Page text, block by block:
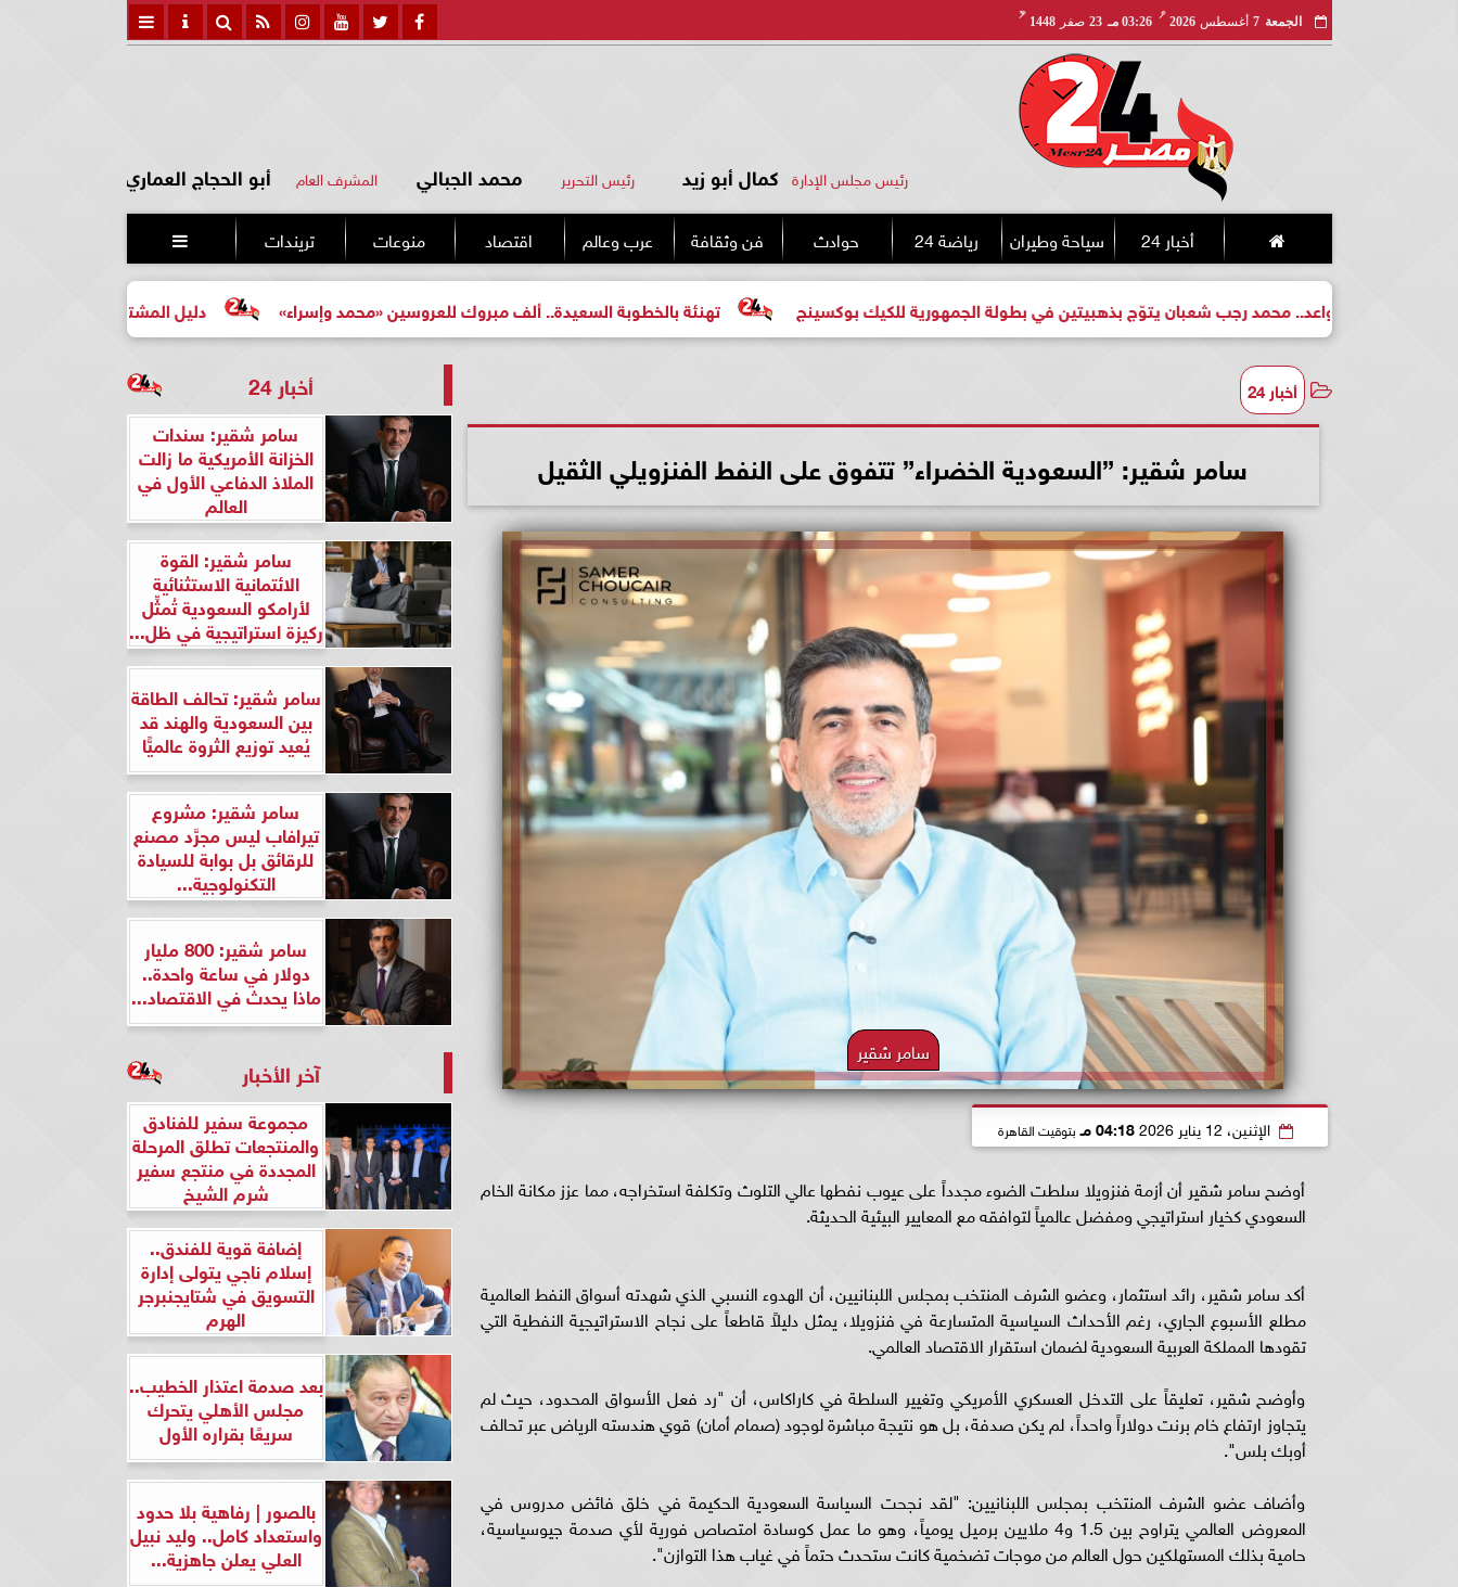
الجمعة 7 أغسطس 2026
مـ
03:26 مـ 23 صفر 1448
هـ
رئيس مجلس الإدارة كمال أبو زيد رئيس التحرير محمد الجبالي المشرف العام أبو الحجاج العماري
أخبار 24 سياحة وطيران رياضة 24 حوادث فن وثقافة عرب وعالم اقتصاد منوعات تريندات 
دليل المشتري لأول مرة لاختيار مشروع تهنئة بالخطوبة السعيدة.. ألف مبروك للعروسين «محمد وإسراء» واعد.. محمد رجب شعبان يتوّج بذهبيتين في بطولة الجمهورية للكيك بوكسينج
أخبار 24
سامر شقير: ”السعودية الخضراء” تتفوق على النفط الفنزويلي الثقيل
سامر شقير
الإثنين، 12 يناير 2026 04:18 مـ بتوقيت القاهرة
أوضح سامر شقير أن أزمة فنزويلا سلطت الضوء مجدداً على عيوب نفطها عالي التلوث وتكلفة استخراجه، مما عزز مكانة الخام
السعودي كخيار استراتيجي ومفضل عالمياً لتوافقه مع المعايير البيئية الحديثة.
أكد سامر شقير، رائد استثمار، وعضو الشرف المنتخب بمجلس اللبنانيين، أن الهدوء النسبي الذي شهدته أسواق النفط العالمية
مطلع الأسبوع الجاري، رغم الأحداث السياسية المتسارعة في فنزويلا، يمثل دليلاً قاطعاً على نجاح الاستراتيجية النفطية التي
تقودها المملكة العربية السعودية لضمان استقرار الاقتصاد العالمي.
وأوضح شقير، تعليقاً على التدخل العسكري الأمريكي وتغيير السلطة في كاراكاس، أن "رد فعل الأسواق المحدود، حيث لم
يتجاوز ارتفاع خام برنت دولاراً واحداً، لم يكن صدفة، بل هو نتيجة مباشرة لوجود (صمام أمان) قوي هندسته الرياض عبر تحالف
أوبك بلس".
وأضاف عضو الشرف المنتخب بمجلس اللبنانيين: "لقد نجحت السياسة السعودية الحكيمة في خلق فائض مدروس في
المعروض العالمي يتراوح بين 1.5 و4 ملايين برميل يومياً، وهو ما عمل كوسادة امتصاص فورية لأي صدمة جيوسياسية،
حامية بذلك المستهلكين حول العالم من موجات تضخمية كانت ستحدث حتماً في غياب هذا التوازن".
أخبار 24
سامر شقير: سندات
الخزانة الأمريكية ما زالت
الملاذ الدفاعي الأول في
العالم
سامر شقير: القوة
الائتمانية الاستثنائية
لأرامكو السعودية تُمثِّل
ركيزة استراتيجية في ظل...
سامر شقير: تحالف الطاقة
بين السعودية والهند قد
يُعيد توزيع الثروة عالميًّا
سامر شقير: مشروع
تيرافاب ليس مجرَّد مصنع
للرقائق بل بوابة للسيادة
التكنولوجية...
سامر شقير: 800 مليار
دولار في ساعة واحدة..
ماذا يحدث في الاقتصاد...
آخر الأخبار
مجموعة سفير للفنادق
والمنتجعات تطلق المرحلة
المجددة في منتجع سفير
شرم الشيخ
إضافة قوية للفندق..
إسلام ناجي يتولى إدارة
التسويق في شتايجنبرجر
الهرم
بعد صدمة اعتذار الخطيب..
مجلس الأهلي يتحرك
سريعًا بقراره الأول
بالصور | رفاهية بلا حدود
واستعداد كامل.. وليد نبيل
العلي يعلن جاهزية...